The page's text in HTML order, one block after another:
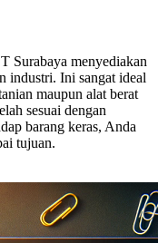
Surabaya menyediakan
industri. Ini sangat ideal
maupun alat berat
sesuai dengan
barang keras, Anda
tujuan.